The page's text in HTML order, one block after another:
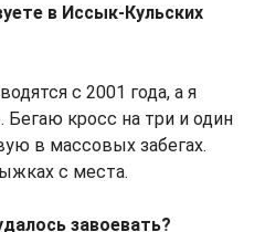
в Иссык-Кульских
с 2001 года, а я
Бегаю кросс на три и один
в массовых забегах.
с места.
завоевать?